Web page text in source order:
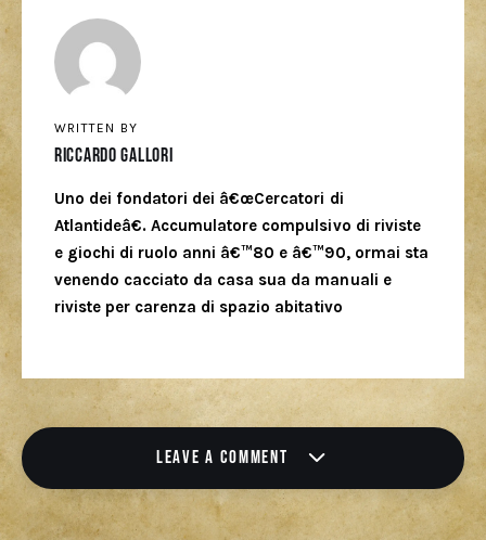
WRITTEN BY
Riccardo Gallori
Uno dei fondatori dei â€œCercatori di
Atlantideâ€. Accumulatore compulsivo di riviste
e giochi di ruolo anni â€™80 e â€™90, ormai sta
venendo cacciato da casa sua da manuali e
riviste per carenza di spazio abitativo
LEAVE A COMMENT